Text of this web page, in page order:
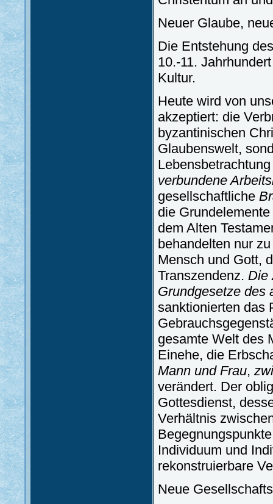
Neuer Glaube,
Die Entstehung
10.-11.
Kultur.
Heute wird von
akzeptiert: die
byzantinischen
Glaubenswelt,
verbundene
gesellschaftliche
die
dem Alten
behandelten nur
Mensch und Gott,
Transzendenz. Die
Grundgesetze des
sanktionierten das
gesamte Welt des
Einehe, die
Mann und Frau,
verändert. Der
Gottesdienst,
Verhältnis
Individuum und
rekonstruierbare
Neue